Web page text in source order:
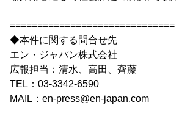
==============================
◆本件に関する問合せ先
エン・ジャパン株式会社
広報担当：清水、高田、齊藤
TEL：03-3342-6590
MAIL：en-press@en-japan.com